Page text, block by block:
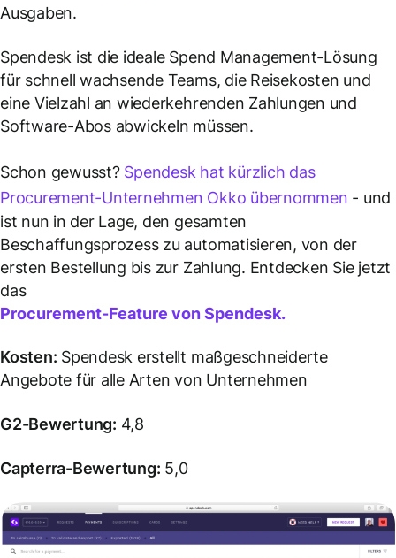
Ausgaben.
Spendesk ist die ideale Spend Management-Lösung
für schnell wachsende Teams, die Reisekosten und
eine Vielzahl an wiederkehrenden Zahlungen und
Software-Abos abwickeln müssen.
Schon gewusst? Spendesk hat kürzlich das
Procurement-Unternehmen Okko übernommen - und
ist nun in der Lage, den gesamten
Beschaffungsprozess zu automatisieren, von der
ersten Bestellung bis zur Zahlung. Entdecken Sie jetzt
das
Procurement-Feature von Spendesk.
Kosten: Spendesk erstellt maßgeschneiderte
Angebote für alle Arten von Unternehmen
G2-Bewertung: 4,8
Capterra-Bewertung: 5,0